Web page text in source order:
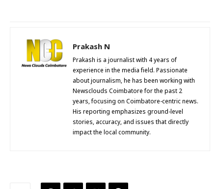
Prakash N
Prakash is a journalist with 4 years of
experience in the media field. Passionate
about journalism, he has been working with
Newsclouds Coimbatore for the past 2
years, focusing on Coimbatore-centric news.
His reporting emphasizes ground-level
stories, accuracy, and issues that directly
impact the local community.